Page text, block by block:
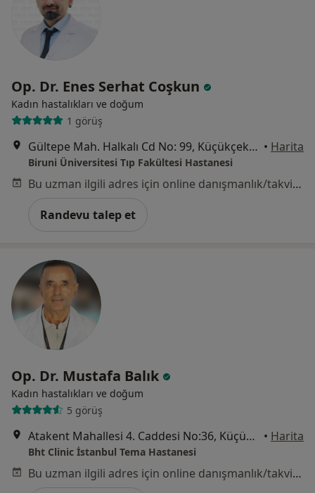
Op. Dr. Enes Serhat Coşkun
Kadın hastalıkları ve doğum
1 görüş
Gültepe Mah. Halkalı Cd No: 99, Küçükçekmece • Harita
Biruni Üniversitesi Tıp Fakültesi Hastanesi
Bu uzman ilgili adres için online danışmanlık/takvim sunmuyor.
Randevu talep et
Op. Dr. Mustafa Balık
Kadın hastalıkları ve doğum
5 görüş
Atakent Mahallesi 4. Caddesi No:36, Küçükçekmece • Harita
Bht Clinic İstanbul Tema Hastanesi
Bu uzman ilgili adres için online danışmanlık/takvim sunmuyor.